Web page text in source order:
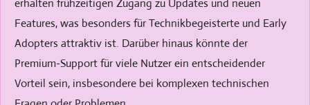
Features, was besonders für Technikbegeisterte und Early
Adopters attraktiv ist. Darüber hinaus könnte der
Premium-Support für viele Nutzer ein entscheidender
Vorteil sein, insbesondere bei komplexen technischen